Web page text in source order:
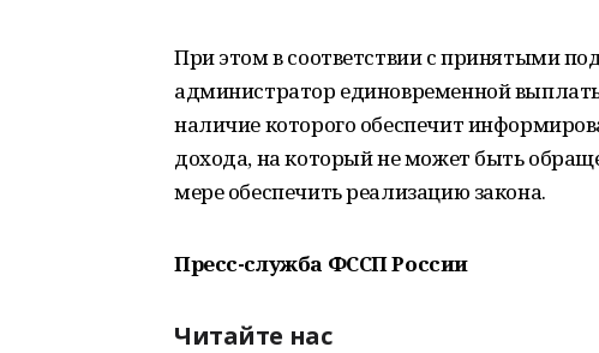
При этом в соответствии с принятыми
администратор единовременной
наличие которого обеспечит
дохода, на который не может быть
мере обеспечить реализацию закона.
Пресс-служба ФССП России
Читайте нас